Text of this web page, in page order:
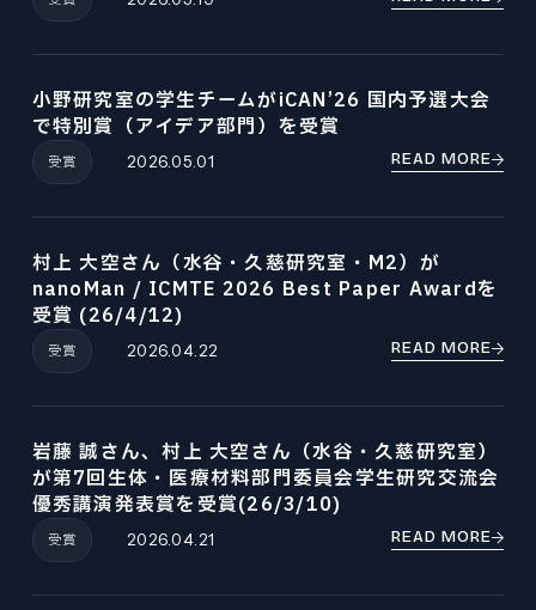
受賞 2026.05.01
小野研究室の学生チームがiCAN’26 国内予選大会
で特別賞（アイデア部門）を受賞
READ MORE
受賞 2026.04.22
村上 大空さん（水谷・久慈研究室・M2）が
nanoMan / ICMTE 2026 Best Paper Awardを
受賞 (26/4/12)
READ MORE
受賞 2026.04.21
岩藤 誠さん、村上 大空さん（水谷・久慈研究室）
が第7回生体・医療材料部門委員会学生研究交流会
優秀講演発表賞を受賞(26/3/10)
READ MORE